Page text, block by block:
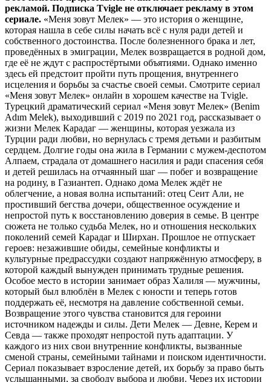
рекламой. Подписка Tvigle не отключает рекламу в этом
сериале. «Меня зовут Мелек» — это история о женщине,
которая нашла в себе силы начать всё с нуля ради детей и
собственного достоинства. После болезненного брака и лет,
проведённых в эмиграции, Мелек возвращается в родной дом,
где её не ждут с распростёртыми объятиями. Однако именно
здесь ей предстоит пройти путь прощения, внутреннего
исцеления и борьбы за счастье своей семьи. Смотрите сериал
«Меня зовут Мелек» онлайн в хорошем качестве на Tvigle.
Турецкий драматический сериал «Меня зовут Мелек» (Benim
Adım Melek), выходивший с 2019 по 2021 год, рассказывает о
жизни Мелек Карадаг — женщины, которая уезжала из
Турции ради любви, но вернулась с тремя детьми и разбитым
сердцем. Долгие годы она жила в Германии с мужем-деспотом
Алпаем, страдала от домашнего насилия и ради спасения себя
и детей решилась на отчаянный шаг — побег и возвращение
на родину, в Газиантеп. Однако дома Мелек ждёт не
облегчение, а новая волна испытаний: отец Сеит Али, не
простивший бегства дочери, общественное осуждение и
непростой путь к восстановлению доверия в семье. В центре
сюжета не только судьба Мелек, но и отношения нескольких
поколений семей Карадаг и Ширхан. Прошлое не отпускает
героев: незажившие обиды, семейные конфликты и
культурные предрассудки создают напряжённую атмосферу, в
которой каждый вынужден принимать трудные решения.
Особое место в истории занимает образ Халиля — мужчины,
который был влюблён в Мелек с юности и теперь готов
поддержать её, несмотря на давление собственной семьи.
Возвращение этого чувства становится для героини
источником надежды и силы. Дети Мелек — Девне, Керем и
Севда — также проходят непростой путь адаптации. У
каждого из них свои внутренние конфликты, вызванные
сменой страны, семейными тайнами и поиском идентичности.
Сериал показывает взросление детей, их борьбу за право быть
услышанными, за свободу выбора и любви. Через их истории